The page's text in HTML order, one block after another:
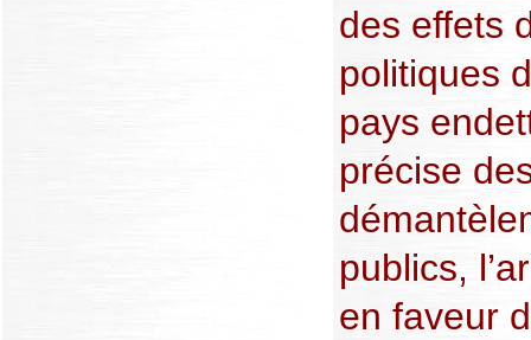
des effets
politiques
pays
précise
publics,
en faveur